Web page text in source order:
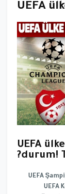
UEFA
UEFA
durum!
UEFA
UEFA